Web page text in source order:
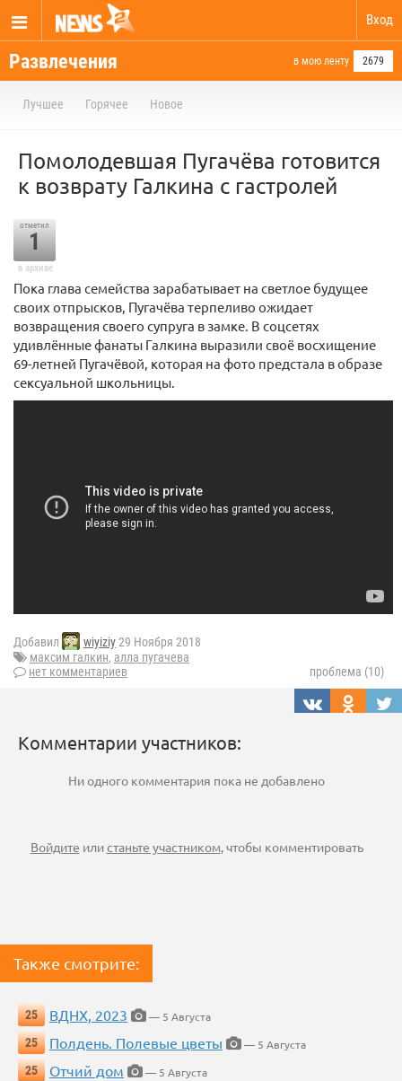
Вход
Развлечения в мою ленту 2679
Лучшее Горячее Новое
Помолодевшая Пугачёва готовится
к возврату Галкина с гастролей
отметил
1
в архиве
Пока глава семейства зарабатывает на светлое будущее
своих отпрысков, Пугачёва терпеливо ожидает
возвращения своего супруга в замке. В соцсетях
удивлённые фанаты Галкина выразили своё восхищение
69-летней Пугачёвой, которая на фото предстала в образе
сексуальной школьницы.
Добавил wiyiziy29 Ноября 2018
максим галкин, алла пугачева
нет комментариев
проблема (10)
Комментарии участников:
Ни одного комментария пока не добавлено
Войдите илистаньте участником, чтобы комментировать
Также смотрите:
25 ВДНХ, 2023
— 5 Августа
25
Полдень. Полевые цветы
— 5 Августа
25
Отчий дом
— 5 Августа